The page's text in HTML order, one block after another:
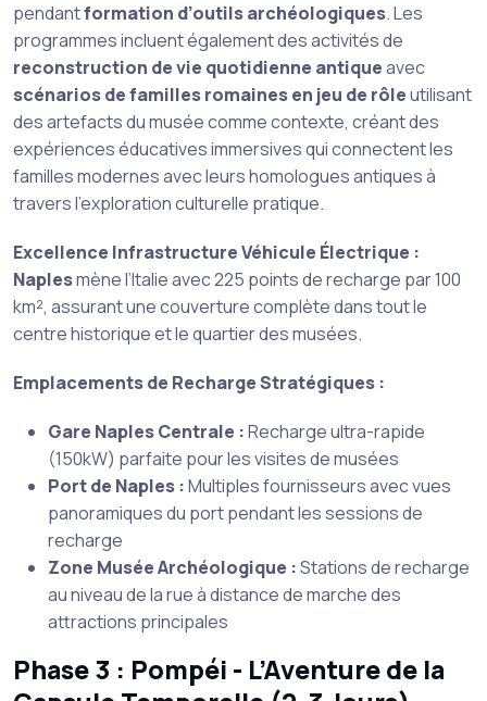
pendantformation d’outils archéologiques. Les
programmes incluent également des activités de
reconstruction de vie quotidienne antiqueavec
scénarios de familles romaines en jeu de rôleutilisant
des artefacts du musée comme contexte, créant des
expériences éducatives immersives qui connectent les
familles modernes avec leurs homologues antiques à
travers l’exploration culturelle pratique.
Excellence Infrastructure Véhicule Électrique :
Naplesmène l’Italie avec 225 points de recharge par 100
km², assurant une couverture complète dans tout le
centre historique et le quartier des musées.
Emplacements de Recharge Stratégiques :
Gare Naples Centrale :Recharge ultra-rapide
(150kW) parfaite pour les visites de musées
Port de Naples :Multiples fournisseurs avec vues
panoramiques du port pendant les sessions de
recharge
Zone Musée Archéologique :Stations de recharge
au niveau de la rue à distance de marche des
attractions principales
Phase 3 : Pompéi - L’Aventure de la